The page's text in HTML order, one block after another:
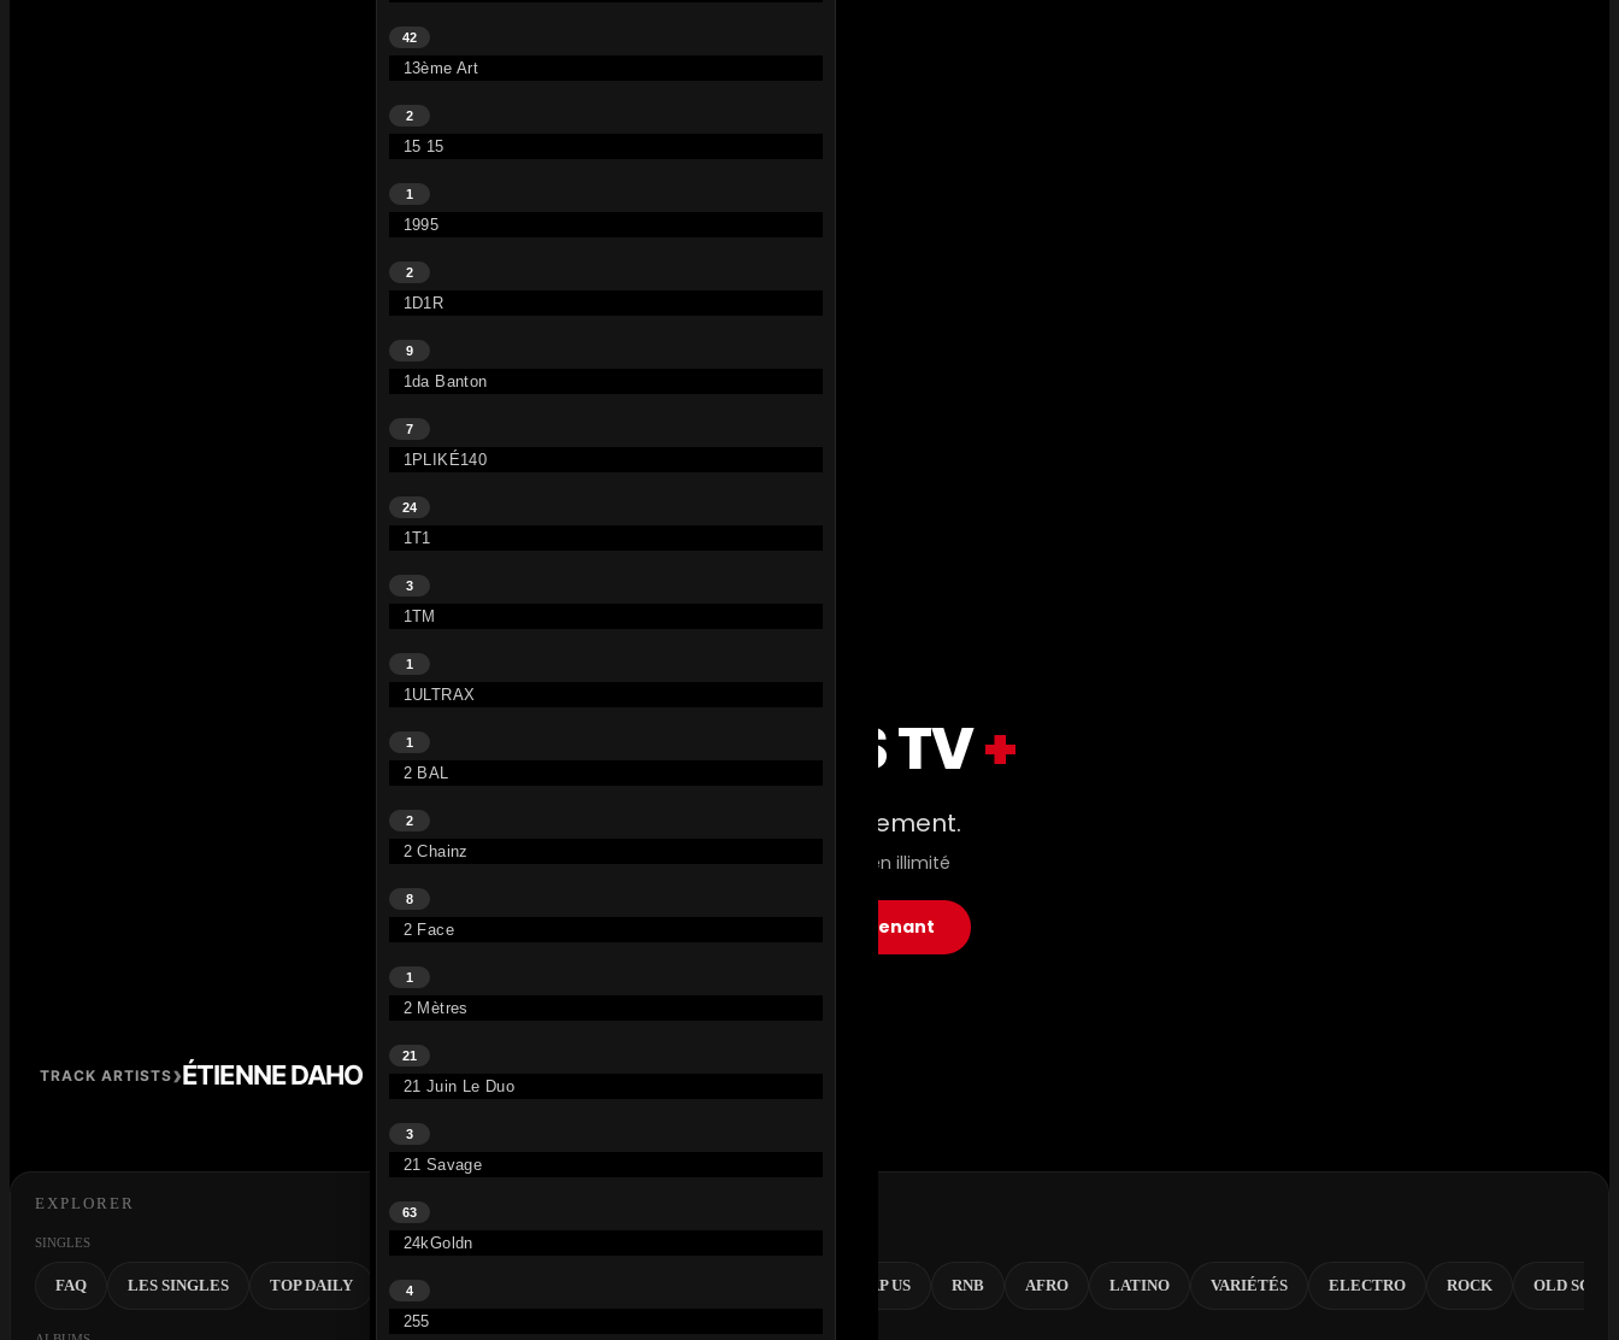
MIZIKOOS TV+
Le streaming autrement.
Films, séries & musique en illimité
▶ Commencer maintenant
TRACK ARTISTS›ÉTIENNE DAHO
42
13ème Art
2
15 15
1
1995
2
1D1R
9
1da Banton
7
1PLIKÉ140
24
1T1
3
1TM
1
1ULTRAX
1
2 BAL
2
2 Chainz
8
2 Face
1
2 Mètres
21
21 Juin Le Duo
3
21 Savage
63
24kGoldn
4
255
EXPLORER
SINGLES
FAQ LES SINGLES TOP DAILY TOP SEMAINE RAP US RNB AFRO LATINO VARIÉTÉS ELECTRO ROCK OLD